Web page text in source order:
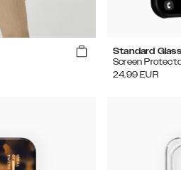
Standard Glass
Screen
24.99 EUR